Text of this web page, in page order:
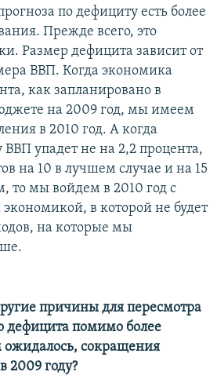
по дефициту есть более
Прежде всего, это
Размер дефицита зависит от
ВВП. Когда экономика
как запланировано в
на 2009 год, мы имеем
в 2010 год. А когда
ВВП упадет не на 2,2 процента,
на 10 в лучшем случае и на 15
то мы войдем в 2010 год с
в которой не будет
на которые мы
причины для пересмотра
дефицита помимо более
ожидалось, сокращения
2009 году?